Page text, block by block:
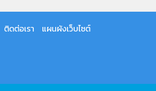
ติดต่อเรา
แผนผังเว็บไซต์